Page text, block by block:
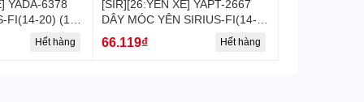
YADA-6378
FI(14-20) (16)
Hết hàng
[SIR][26:YÊN XE] YAPT-2667
DÂY MÓC YÊN SIRIUS-FI(14-
20) (14) [Yamaha]
66.119₫ Hết hàng